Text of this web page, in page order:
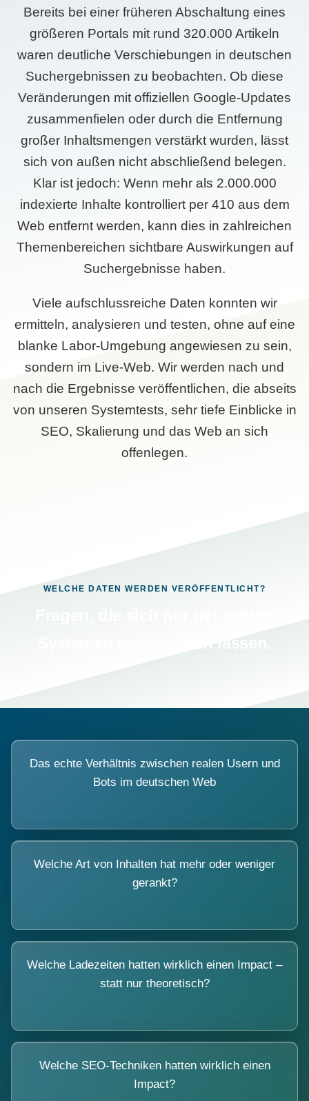
Bereits bei einer früheren Abschaltung eines
größeren Portals mit rund 320.000 Artikeln
waren deutliche Verschiebungen in deutschen
Suchergebnissen zu beobachten. Ob diese
Veränderungen mit offiziellen Google-Updates
zusammenfielen oder durch die Entfernung
großer Inhaltsmengen verstärkt wurden, lässt
sich von außen nicht abschließend belegen.
Klar ist jedoch: Wenn mehr als 2.000.000
indexierte Inhalte kontrolliert per 410 aus dem
Web entfernt werden, kann dies in zahlreichen
Themenbereichen sichtbare Auswirkungen auf
Suchergebnisse haben.
Viele aufschlussreiche Daten konnten wir
ermitteln, analysieren und testen, ohne auf eine
blanke Labor-Umgebung angewiesen zu sein,
sondern im Live-Web. Wir werden nach und
nach die Ergebnisse veröffentlichen, die abseits
von unseren Systemtests, sehr tiefe Einblicke in
SEO, Skalierung und das Web an sich
offenlegen.
WELCHE DATEN WERDEN VERÖFFENTLICHT?
Das echte Verhältnis zwischen realen Usern und
Bots im deutschen Web
Welche Art von Inhalten hat mehr oder weniger
gerankt?
Welche Ladezeiten hatten wirklich einen Impact –
statt nur theoretisch?
Welche SEO-Techniken hatten wirklich einen
Impact?